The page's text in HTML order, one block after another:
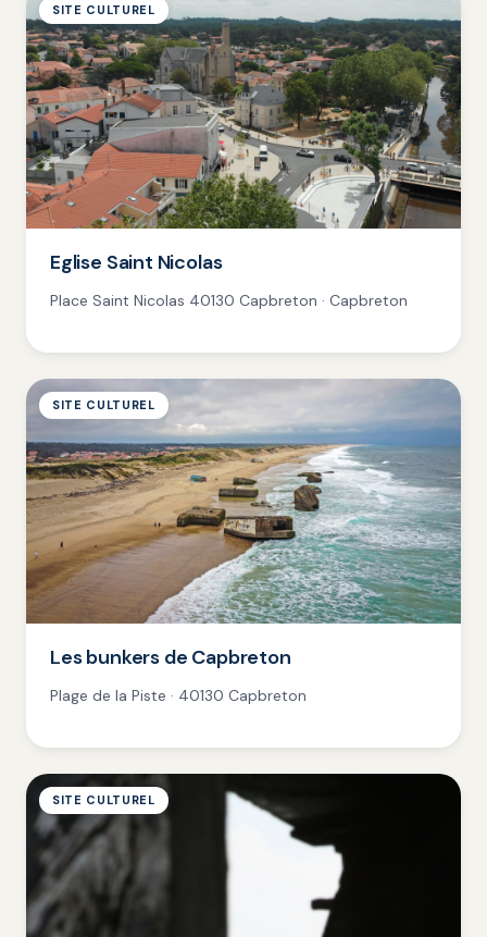
SITE CULTUREL
Eglise Saint Nicolas
Place Saint Nicolas 40130 Capbreton · Capbreton
SITE CULTUREL
Les bunkers de Capbreton
Plage de la Piste · 40130 Capbreton
SITE CULTUREL